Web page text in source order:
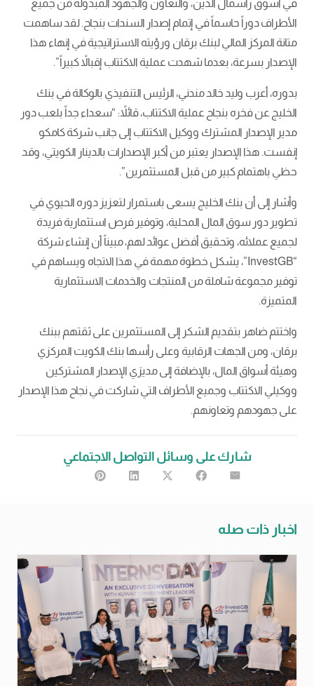
في أسوق رأسمال الدين، والتعاون والجهود المبذولة من جميع
الأطراف دوراً حاسماً في إتمام إصدار السندات بنجاح. لقد ساهمت
متانة المركز المالي لبنك برقان ورؤيته الاستراتيجية في إنهاء هذا
الإصدار بسرعة، بعدما شهدت عملية الاكتتاب إقبالاً كبيراً”.
بدوره، أعرب وليد خالد مندني، الرئيس التنفيذي بالوكالة في بنك
الخليج عن فخره بنجاح عملية الاكتتاب، قائلاً: “سعداء جداً بلعب دور
مدير الإصدار المشترك ووكيل الاكتتاب إلى جانب شركة كامكو
إنفست. هذا الإصدار يعتبر من أكبر الإصدارات بالدينار الكويتي، وقد
حظي باهتمام كبير من قبل المستثمرين”.
وأشار إلى أن بنك الخليج يسعى باستمرار لتعزيز دوره الحيوي في
تطوير دور سوق المال المحلية، وتوفير فرص استثمارية فريدة
لجميع عملائه، وتحقيق أفضل عوائد لهم، مبيناً أن إنشاء شركة
“InvestGB”، يشكل خطوة مهمة في هذا الاتجاه ويساهم في
توفير مجموعة شاملة من المنتجات والخدمات الاستثمارية
المتميزة.
واختتم ضاهر بتقديم الشكر إلى المستثمرين على ثقتهم ببنك
برقان، ومن الجهات الرقابية وعلى رأسها بنك الكويت المركزي
وهيئة أسواق المال، بالإضافة إلى مديرَي الإصدار المشتركين
ووكيلي الاكتتاب وجميع الأطراف التي شاركت في نجاح هذا الإصدار
على جهودهم وتعاونهم.
شارك على وسائل التواصل الاجتماعي
اخبار ذات صله